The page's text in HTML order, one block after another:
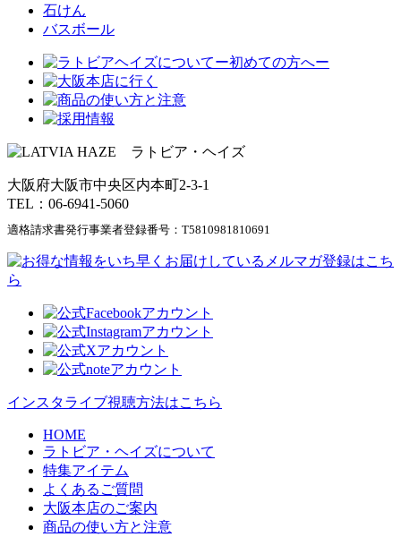
石けん
バスボール
大阪府大阪市中央区内本町2-3-1
TEL：06-6941-5060
適格請求書発行事業者登録番号： T5810981810691
インスタライブ視聴方法はこちら
HOME
ラトビア・ヘイズについて
特集アイテム
よくあるご質問
大阪本店のご案内
商品の使い方と注意